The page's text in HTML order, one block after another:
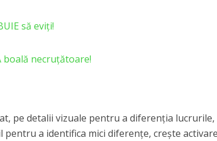
să eviți!
boală necruțătoare!
pe detalii vizuale pentru a diferenția lucrurile,
a identifica mici diferențe, crește